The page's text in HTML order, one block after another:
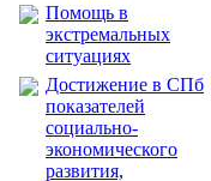
Помощь в
экстремальных
ситуациях
Достижение в СПб
показателей
социально-
экономического
развития,